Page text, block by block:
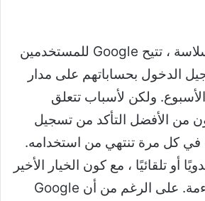
لتوفير تجربة أكثر سلاسة ، تتيح Google للمستخدمين
الدخول بحساباتهم على مدار
ولكن لأسباب تتعلق
من الأفضل التأكد من تسجيل
كل مرة تنتهي من استخدامه.
أو تلقائيًا ، مع كون الخيار الأخير
هو الخيار الأكثر ملاءمة. على الرغم من أن Google